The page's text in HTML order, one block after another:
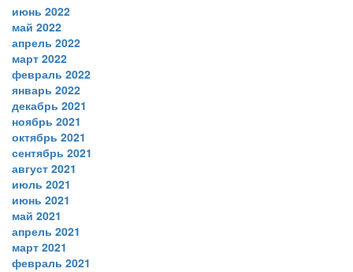
июнь 2022
май 2022
апрель 2022
март 2022
февраль 2022
январь 2022
декабрь 2021
ноябрь 2021
октябрь 2021
сентябрь 2021
август 2021
июль 2021
июнь 2021
май 2021
апрель 2021
март 2021
февраль 2021